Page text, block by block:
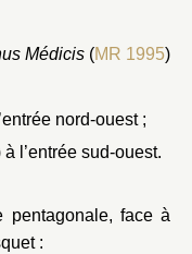
Médicis(MR 1995)
nord-ouest ;
à l’entrée sud-ouest.
pentagonale, face à
: